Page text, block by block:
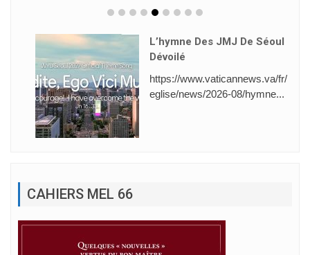
L’hymne Des JMJ De Séoul
Dévoilé
https://www.vaticannews.va/fr/
eglise/news/2026-08/hymne...
CAHIERS MEL 66